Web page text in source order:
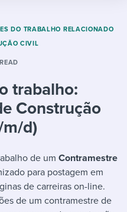
WITH...
candidates
with others
& Guides
templates
templates
ABOUT...
a job
customer stories
Workable
DO TRABALHO RELACIONADO
CIVIL
trabalho:
Construção
d)
de um Contramestre
para postagem em
de carreiras on-line.
de um contramestre de